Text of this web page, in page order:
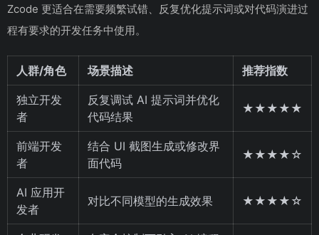
Zcode 更适合在需要频繁试错、反复优化提示词或对代码演进过
程有要求的开发任务中使用。
人群/角色 场景描述 推荐指数
独立开发
者
反复调试 AI 提示词并优化
代码结果
★★★★★
前端开发
者
结合 UI 截图生成或修改界
面代码
★★★★☆
AI 应用开
发者
对比不同模型的生成效果 ★★★★☆